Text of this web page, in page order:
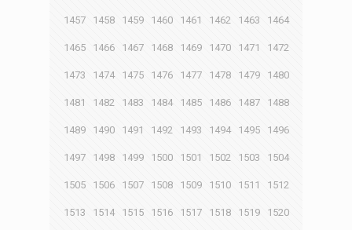
1457 1458 1459 1460 1461 1462 1463 1464
1465 1466 1467 1468 1469 1470 1471 1472
1473 1474 1475 1476 1477 1478 1479 1480
1481 1482 1483 1484 1485 1486 1487 1488
1489 1490 1491 1492 1493 1494 1495 1496
1497 1498 1499 1500 1501 1502 1503 1504
1505 1506 1507 1508 1509 1510 1511 1512
1513 1514 1515 1516 1517 1518 1519 1520